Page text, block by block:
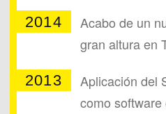
2014
Acabo de un
gran altura en
2013
Aplicación del
como software